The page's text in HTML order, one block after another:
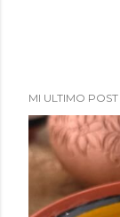
MI ULTIMO POST